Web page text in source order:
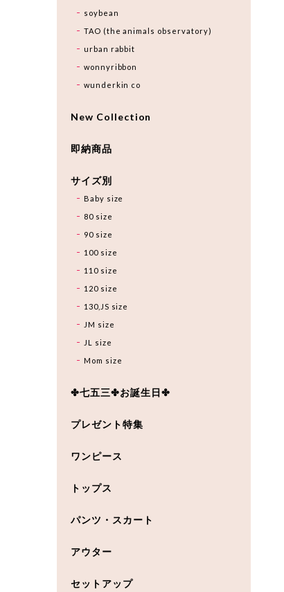
soybean
TAO (the animals observatory)
urban rabbit
wonnyribbon
wunderkin co
New Collection
即納商品
サイズ別
Baby size
80 size
90 size
100 size
110 size
120 size
130,JS size
JM size
JL size
Mom size
✤七五三✤お誕生日✤
プレゼント特集
ワンピース
トップス
パンツ・スカート
アウター
セットアップ